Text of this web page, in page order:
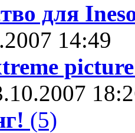
для
14:49
(5)